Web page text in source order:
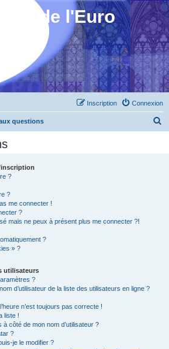
de l'Euro
Connexion
Inscription
questions
?
?
me connecter !
?
mais ne peux à présent plus me connecter ?!
?
» ?
utilisateurs
?
d’utilisateur de la liste des utilisateurs en ligne ?
n’est toujours pas correcte !
liste !
côté de mon nom d’utilisateur ?
?
je le modifier ?